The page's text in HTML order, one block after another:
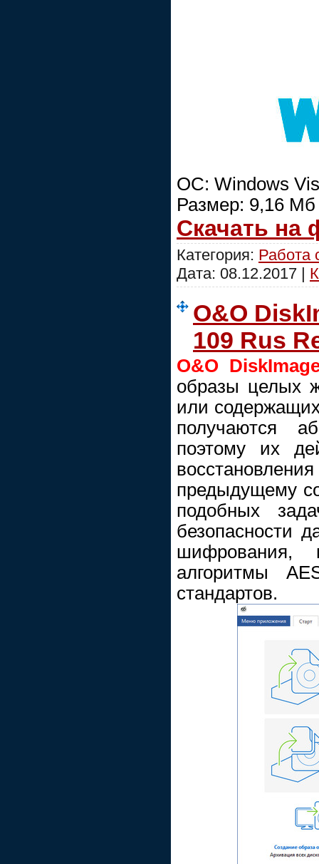
ОС: Windows
Размер: 9,16 Мб
Скачать на
Категория: Работа
Дата: 08.12.2017 |
O&O
109 Rus
O&O
образы целых
или
получаются
поэтому их
предыдущему
подобных
безопасности
шифрования,
алгоритмы
стандартов.